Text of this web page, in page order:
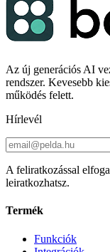
Az új generációs AI
rendszer. Kevesebb
működés felett.
Hírlevél
A feliratkozással
leiratkozhatsz.
Termék
Funkciók